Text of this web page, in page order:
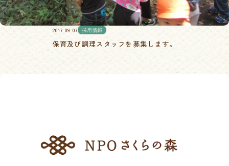
2017.09.07 採用情報
保育及び調理スタッフを募集します。